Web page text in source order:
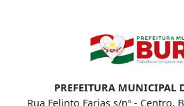
PREFEITURA MUNICIPAL
Rua Felinto Farias s/nº - Centro,